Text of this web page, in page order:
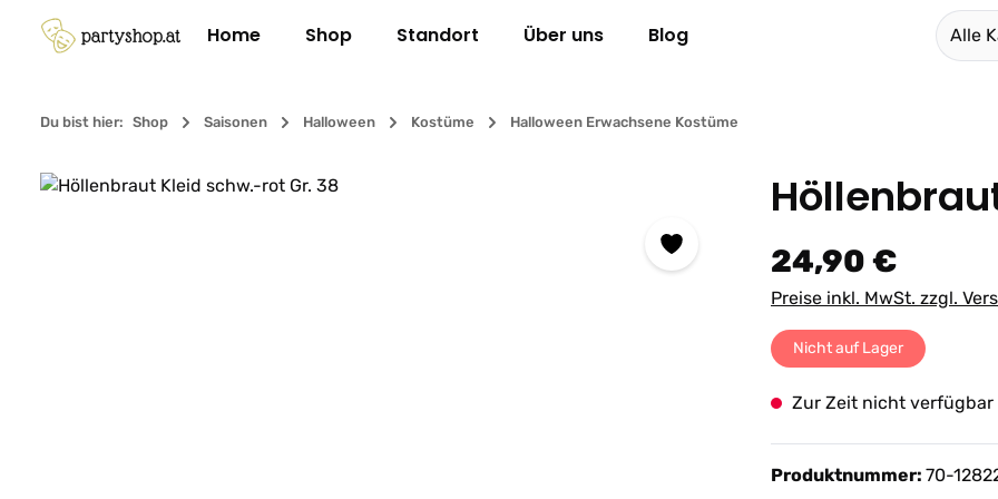
Hauptinhalt springen
Zur Suche springen
Zur Hauptnavigation springen
Home Shop Standort Über uns Blog Alle
Du bist hier: Shop Saisonen Halloween Kostüme Halloween Erwachsene Kostüme
Bildergalerie überspringen
Regulärer Preis:
24,90 €
Preise inkl. MwSt. zzgl.
Nicht auf Lager
Zur Zeit nicht verfügbar
Produktnummer: 70-